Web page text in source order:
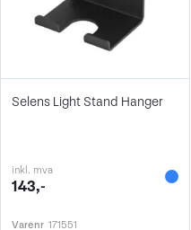
Selens Light Stand Hanger
inkl. mva
143,-
Varenr 171551